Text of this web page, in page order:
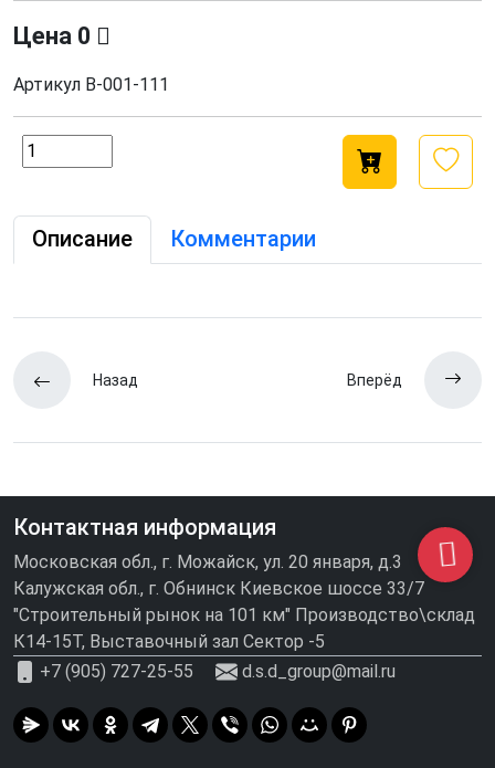
Цена 0
Артикул В-001-111
Описание Комментарии
Назад Вперёд
Контактная информация
Московская обл., г. Можайск, ул. 20 января, д.3
Калужская обл., г. Обнинск Киевское шоссе 33/7
"Строительный рынок на 101 км" Производство\склад
К14-15Т, Выставочный зал Сектор -5
+7 (905) 727-25-55
d.s.d_group@mail.ru